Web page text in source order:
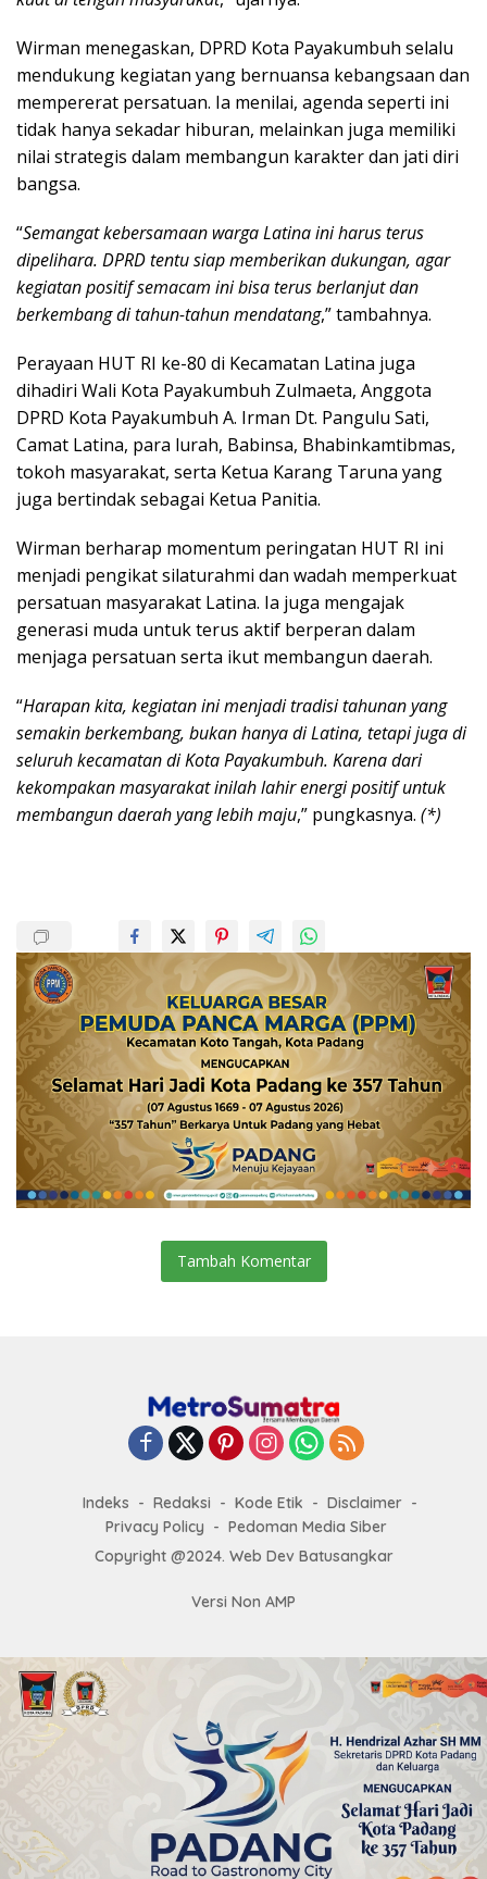
Wirman menegaskan, DPRD Kota Payakumbuh selalu
mendukung kegiatan yang bernuansa kebangsaan dan
mempererat persatuan. Ia menilai, agenda seperti ini
tidak hanya sekadar hiburan, melainkan juga memiliki
nilai strategis dalam membangun karakter dan jati diri
bangsa.
“Semangat kebersamaan warga Latina ini harus terus
dipelihara. DPRD tentu siap memberikan dukungan, agar
kegiatan positif semacam ini bisa terus berlanjut dan
berkembang di tahun-tahun mendatang,” tambahnya.
Perayaan HUT RI ke-80 di Kecamatan Latina juga
dihadiri Wali Kota Payakumbuh Zulmaeta, Anggota
DPRD Kota Payakumbuh A. Irman Dt. Pangulu Sati,
Camat Latina, para lurah, Babinsa, Bhabinkamtibmas,
tokoh masyarakat, serta Ketua Karang Taruna yang
juga bertindak sebagai Ketua Panitia.
Wirman berharap momentum peringatan HUT RI ini
menjadi pengikat silaturahmi dan wadah memperkuat
persatuan masyarakat Latina. Ia juga mengajak
generasi muda untuk terus aktif berperan dalam
menjaga persatuan serta ikut membangun daerah.
“Harapan kita, kegiatan ini menjadi tradisi tahunan yang
semakin berkembang, bukan hanya di Latina, tetapi juga di
seluruh kecamatan di Kota Payakumbuh. Karena dari
kekompakan masyarakat inilah lahir energi positif untuk
membangun daerah yang lebih maju,” pungkasnya. (*)
Tambah Komentar
Indeks Redaksi Kode Etik
Disclaimer
Privacy Policy
Pedoman Media Siber
Copyright @2024. Web Dev Batusangkar
Versi Non AMP